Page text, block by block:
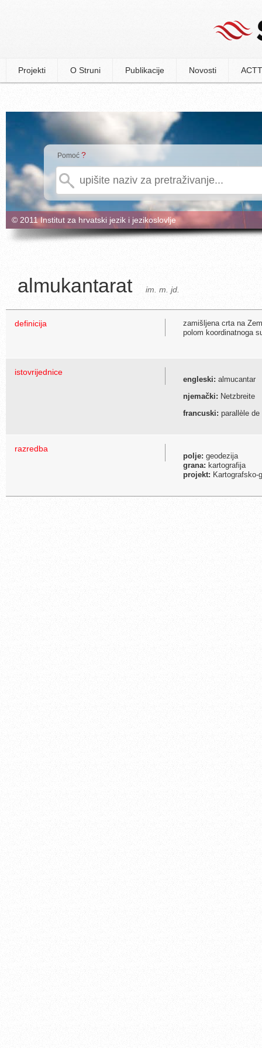
Projekti O Struni Publikacije Novosti
Pomoć ?
© 2011 Institut za hrvatski jezik i jezikoslovlje
almukantarat im. m. jd.
definicija
zamišljena crta na
polom koordinatnoga
istovrijednice
engleski: almucantar
njemački: Netzbreite
francuski: parallèle de
razredba
polje: geodezija
grana: kartografija
projekt: Kartografsko-